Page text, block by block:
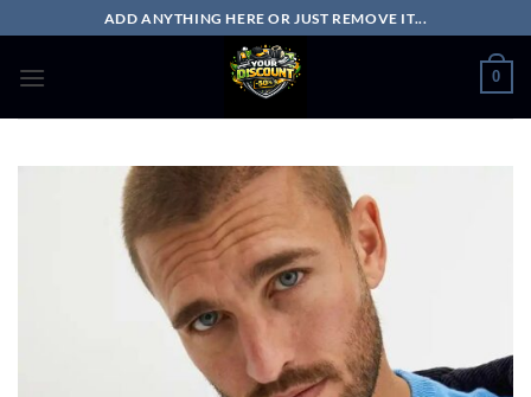
au
contenu
ADD ANYTHING HERE OR JUST REMOVE IT...
0